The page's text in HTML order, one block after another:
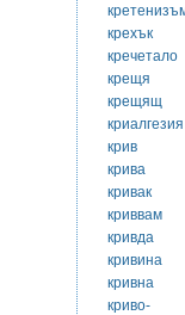
крехък
кречетало
крещя
крещящ
криалгезия
крив
крива
кривак
криввам
кривда
кривина
кривна
криво-